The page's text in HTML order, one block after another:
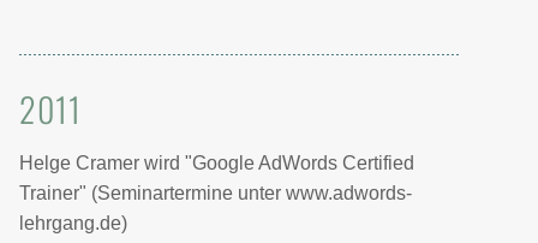
2011
Helge Cramer wird "Google AdWords Certified
Trainer" (Seminartermine unter www.adwords-
lehrgang.de)